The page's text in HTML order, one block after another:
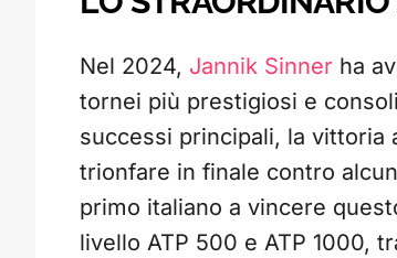
Nel 2024, Jannik Sinner ha
tornei più prestigiosi e
successi principali, la vittoria
trionfare in finale contro
primo italiano a vincere
livello ATP 500 e ATP 1000,